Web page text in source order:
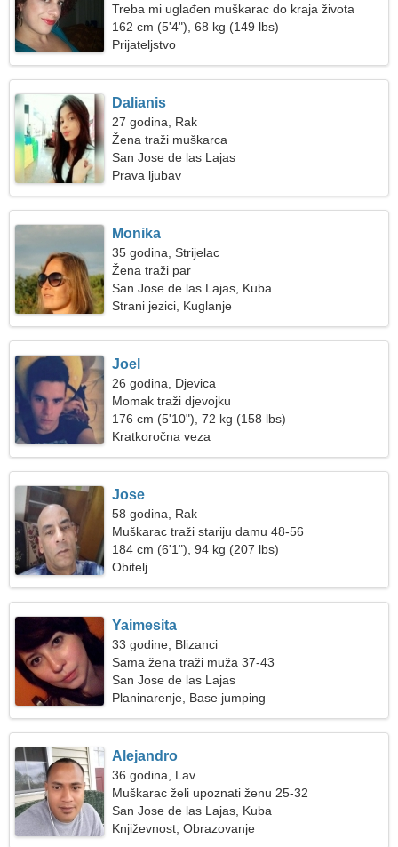
Treba mi uglađen muškarac do kraja života
162 cm (5'4"), 68 kg (149 lbs)
Prijateljstvo
Dalianis
27 godina, Rak
Žena traži muškarca
San Jose de las Lajas
Prava ljubav
Monika
35 godina, Strijelac
Žena traži par
San Jose de las Lajas, Kuba
Strani jezici, Kuglanje
Joel
26 godina, Djevica
Momak traži djevojku
176 cm (5'10"), 72 kg (158 lbs)
Kratkoročna veza
Jose
58 godina, Rak
Muškarac traži stariju damu 48-56
184 cm (6'1"), 94 kg (207 lbs)
Obitelj
Yaimesita
33 godine, Blizanci
Sama žena traži muža 37-43
San Jose de las Lajas
Planinarenje, Base jumping
Alejandro
36 godina, Lav
Muškarac želi upoznati ženu 25-32
San Jose de las Lajas, Kuba
Književnost, Obrazovanje